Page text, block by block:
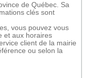
de Québec. Sa
clés sont
vous pouvez vous
et aux horaires
client de la mairie
ou selon la